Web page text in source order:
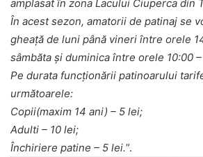
amplasat în zona Lacului Ciuperca din
În acest sezon, amatorii de patinaj se
gheaţă de luni până vineri între orele
sâmbăta și duminica între orele 10:00
Pe durata funcționării patinoarului
următoarele:
Copii(maxim 14 ani) – 5 lei;
Adulti – 10 lei;
Închiriere patine – 5 lei.”.